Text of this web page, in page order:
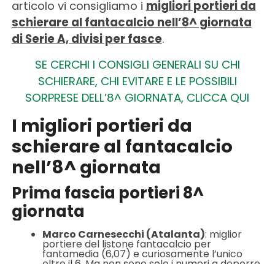
articolo vi consigliamo i migliori portieri da
schierare al fantacalcio nell’8^ giornata
di Serie A, divisi per fasce.
SE CERCHI I CONSIGLI GENERALI SU CHI
SCHIERARE, CHI EVITARE E LE POSSIBILI
SORPRESE DELL’8^ GIORNATA, CLICCA QUI
I migliori portieri da
schierare al fantacalcio
nell’8^ giornata
Prima fascia portieri 8^
giornata
Marco Carnesecchi (Atalanta): miglior
portiere del listone fantacalcio per
fantamedia (6,07) e curiosamente l’unico